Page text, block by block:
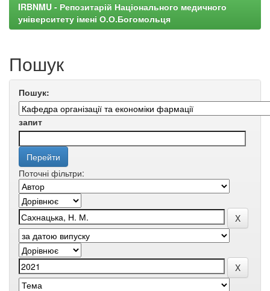
IRBNMU - Репозитарій Національного медичного
університету імені О.О.Богомольця
Пошук
Пошук:
запит
Поточні фільтри: